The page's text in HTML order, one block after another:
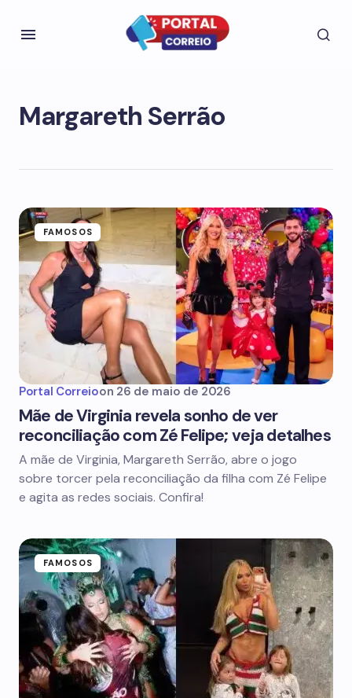
Margareth Serrão
FAMOSOS
Portal Correioon 26 de maio de 2026
Mãe de Virginia revela sonho de ver
reconciliação com Zé Felipe; veja detalhes
A mãe de Virginia, Margareth Serrão, abre o jogo
sobre torcer pela reconciliação da filha com Zé Felipe
e agita as redes sociais. Confira!
FAMOSOS